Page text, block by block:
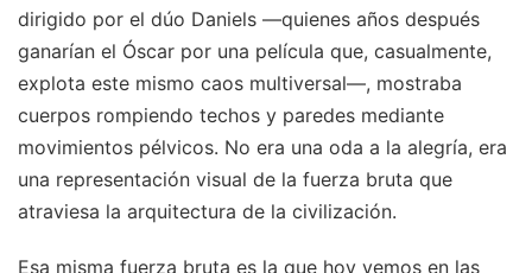
dirigido por el dúo Daniels —quienes años después
ganarían el Óscar por una película que, casualmente,
explota este mismo caos multiversal—, mostraba
cuerpos rompiendo techos y paredes mediante
movimientos pélvicos. No era una oda a la alegría, era
una representación visual de la fuerza bruta que
atraviesa la arquitectura de la civilización.
Esa misma fuerza bruta es la que hoy vemos en las